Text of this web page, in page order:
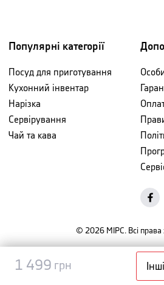
1 499 грн
1 499 грн
Популярні категорії
Посуд для приготування
Кухонний інвентар
Нарізка
Сервірування
Чай та кава
© 2026 МІРС. Всі права